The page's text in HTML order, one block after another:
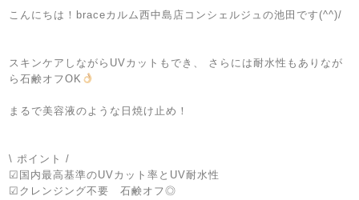
こんにちは！braceカルム西中島店コンシェルジュの池田です(^^)/
スキンケアしながらUVカットもでき、
さらには耐水性もありなが
ら石鹸オフOK
まるで美容液のような日焼け止め！
\ ポイント /
☑︎国内最高基準のUVカット率とUV耐水性
☑︎クレンジング不要 石鹸オフ◎